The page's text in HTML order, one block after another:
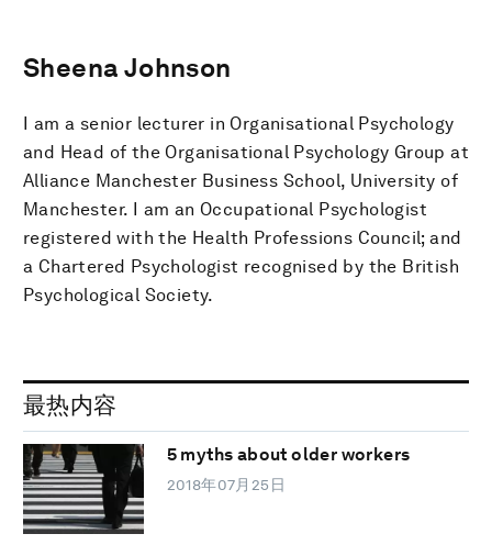
Sheena Johnson
I am a senior lecturer in Organisational Psychology
and Head of the Organisational Psychology Group at
Alliance Manchester Business School, University of
Manchester. I am an Occupational Psychologist
registered with the Health Professions Council; and
a Chartered Psychologist recognised by the British
Psychological Society.
最热内容
5 myths about older workers
2018年07月25日